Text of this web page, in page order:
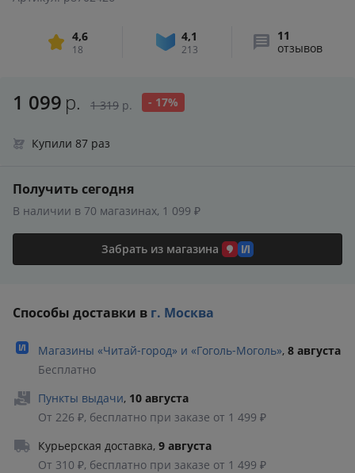
4,6
18
4,1
213
11
отзывов
1 099 р. 1 319 р. - 17%
Купили 87 раз
Получить сегодня
В наличии в 70 магазинах, 1 099 ₽
Забрать из магазина
Способы доставки в г. Москва
Магазины «Читай‑город» и «Гоголь‑Моголь», 8 августа
Бесплатно
Пункты выдачи, 10 августа
От 226 ₽, бесплатно при заказе от 1 499 ₽
Курьерская доставка, 9 августа
От 310 ₽, бесплатно при заказе от 1 499 ₽